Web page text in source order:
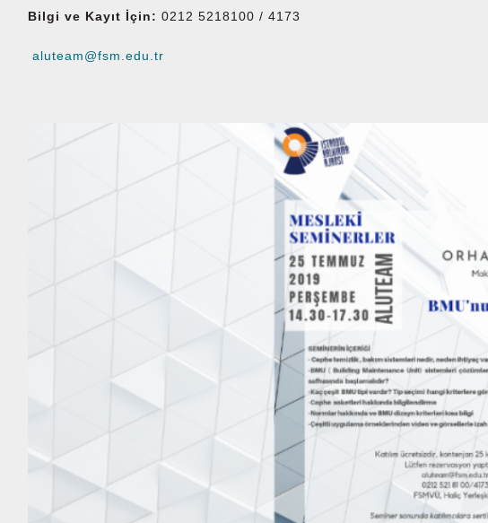
Bilgi ve Kayıt İçin: 0212 5218100 / 4173
aluteam@fsm.edu.tr